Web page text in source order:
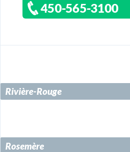
450-565-3100
Rivière-Rouge
Rosemère